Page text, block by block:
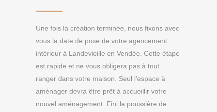
Une fois la création terminée, nous fixons avec
vous la date de pose de votre agencement
intérieur à Landevieille en Vendée. Cette étape
est rapide et ne vous obligera pas à tout
ranger dans votre maison. Seul l’espace à
aménager devra être prêt à accueillir votre
nouvel aménagement. Fini la poussière de